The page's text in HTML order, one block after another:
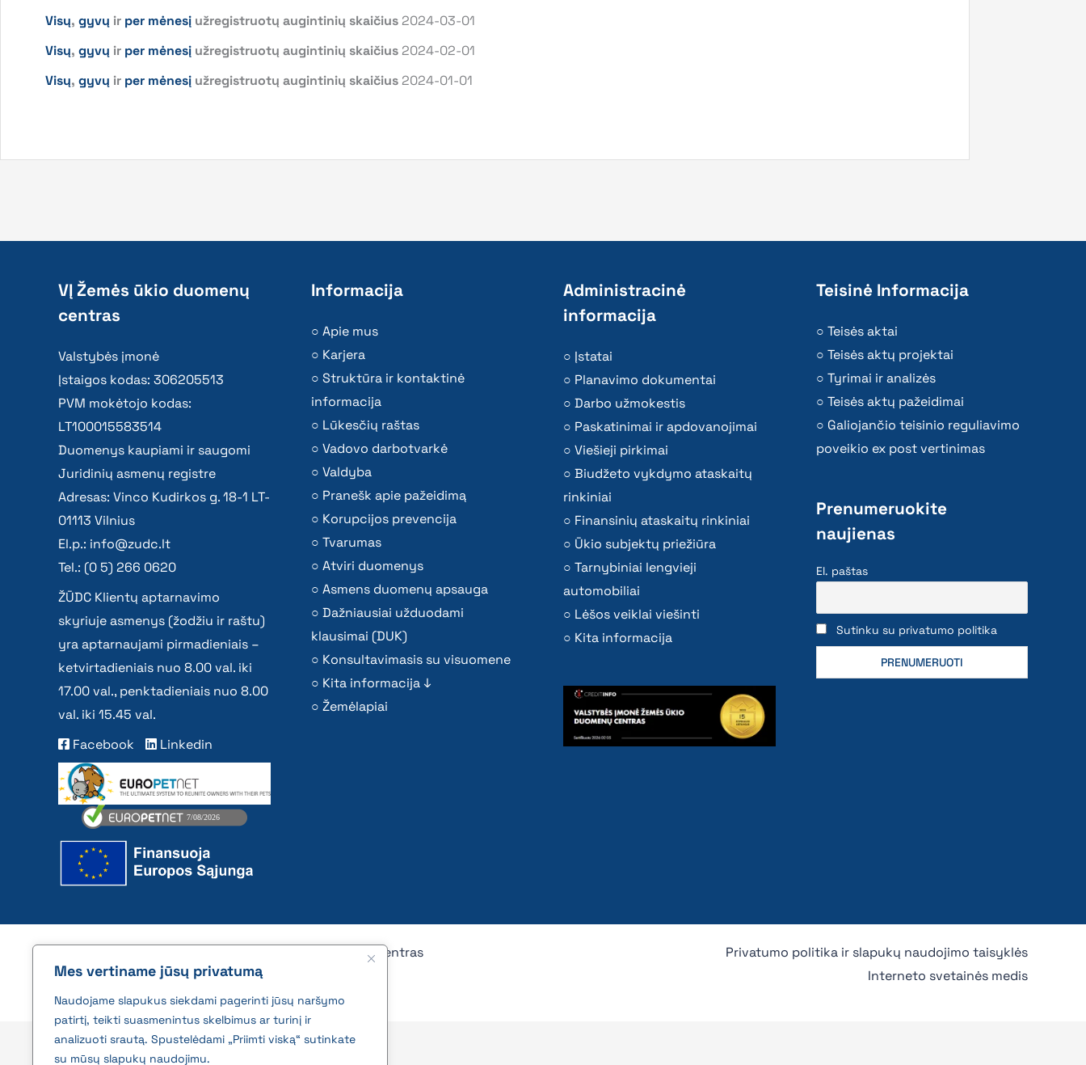
Mes vertiname jūsų privatumą
Naudojame slapukus siekdami pagerinti jūsų naršymo
patirtį, teikti suasmenintus skelbimus ar turinį ir
analizuoti srautą. Spustelėdami „Priimti viską“ sutinkate
su mūsų slapukų naudojimu.
Visų, gyvų ir per mėnesį užregistruotų augintinių skaičius 2024-03-01
Visų, gyvų ir per mėnesį užregistruotų augintinių skaičius 2024-02-01
Visų, gyvų ir per mėnesį užregistruotų augintinių skaičius 2024-01-01
VĮ Žemės ūkio duomenų
centras
Valstybės įmonė
Įstaigos kodas: 306205513
PVM mokėtojo kodas:
LT100015583514
Duomenys kaupiami ir saugomi
Juridinių asmenų registre
Adresas: Vinco Kudirkos g. 18-1 LT-
01113 Vilnius
El.p.: info@zudc.lt
Tel.: (0 5) 266 0620
ŽŪDC Klientų aptarnavimo
skyriuje asmenys (žodžiu ir raštu)
yra aptarnaujami pirmadieniais –
ketvirtadieniais nuo 8.00 val. iki
17.00 val., penktadieniais nuo 8.00
val. iki 15.45 val.
Facebook
Linkedin
Informacija
Apie mus
Karjera
Struktūra ir kontaktinė
informacija
Lūkesčių raštas
Vadovo darbotvarkė
Valdyba
Pranešk apie pažeidimą
Korupcijos prevencija
Tvarumas
Atviri duomenys
Asmens duomenų apsauga
Dažniausiai užduodami
klausimai (DUK)
Konsultavimasis su visuomene
Kita informacija ↓
Žemėlapiai
Administracinė
informacija
Įstatai
Planavimo dokumentai
Darbo užmokestis
Paskatinimai ir apdovanojimai
Viešieji pirkimai
Biudžeto vykdymo ataskaitų
rinkiniai
Finansinių ataskaitų rinkiniai
Ūkio subjektų priežiūra
Tarnybiniai lengvieji
automobiliai
Lėšos veiklai viešinti
Kita informacija
Teisinė Informacija
Teisės aktai
Teisės aktų projektai
Tyrimai ir analizės
Teisės aktų pažeidimai
Galiojančio teisinio reguliavimo
poveikio ex post vertinimas
Prenumeruokite
naujienas
El. paštas
Sutinku su privatumo politika
2026 © All rights reserved | VĮ Žemės ūkio duomenų centras
Privatumo politika ir slapukų naudojimo taisyklės
Interneto svetainės medis